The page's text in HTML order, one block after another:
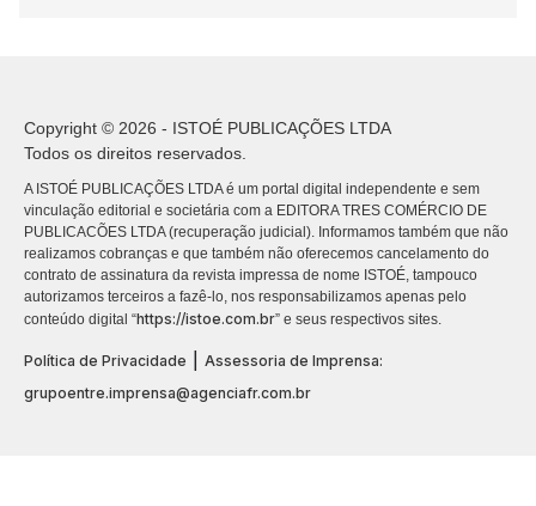
Copyright © 2026 - ISTOÉ PUBLICAÇÕES LTDA
Todos os direitos reservados.
A ISTOÉ PUBLICAÇÕES LTDA é um portal digital independente e sem
vinculação editorial e societária com a EDITORA TRES COMÉRCIO DE
PUBLICACÕES LTDA (recuperação judicial). Informamos também que não
realizamos cobranças e que também não oferecemos cancelamento do
contrato de assinatura da revista impressa de nome ISTOÉ, tampouco
autorizamos terceiros a fazê-lo, nos responsabilizamos apenas pelo
conteúdo digital “https://istoe.com.br” e seus respectivos sites.
Política de Privacidade
Assessoria de Imprensa:
grupoentre.imprensa@agenciafr.com.br